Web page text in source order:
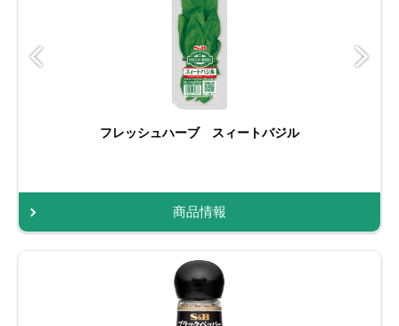
フレッシュハーブ スィートバジル
商品情報